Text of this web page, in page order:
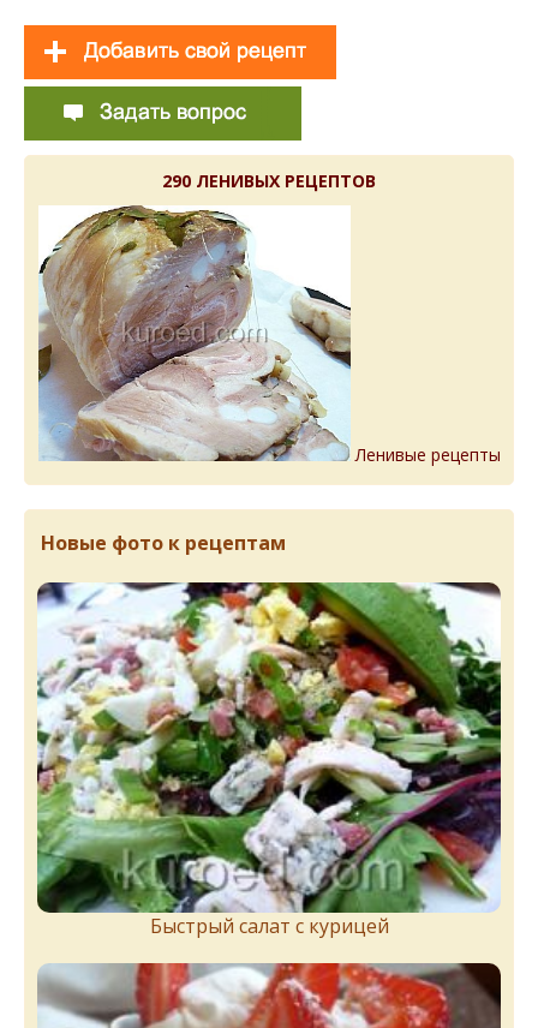
290 ЛЕНИВЫХ РЕЦЕПТОВ
Ленивые рецепты
Новые фото к рецептам
Быстрый салат с курицей